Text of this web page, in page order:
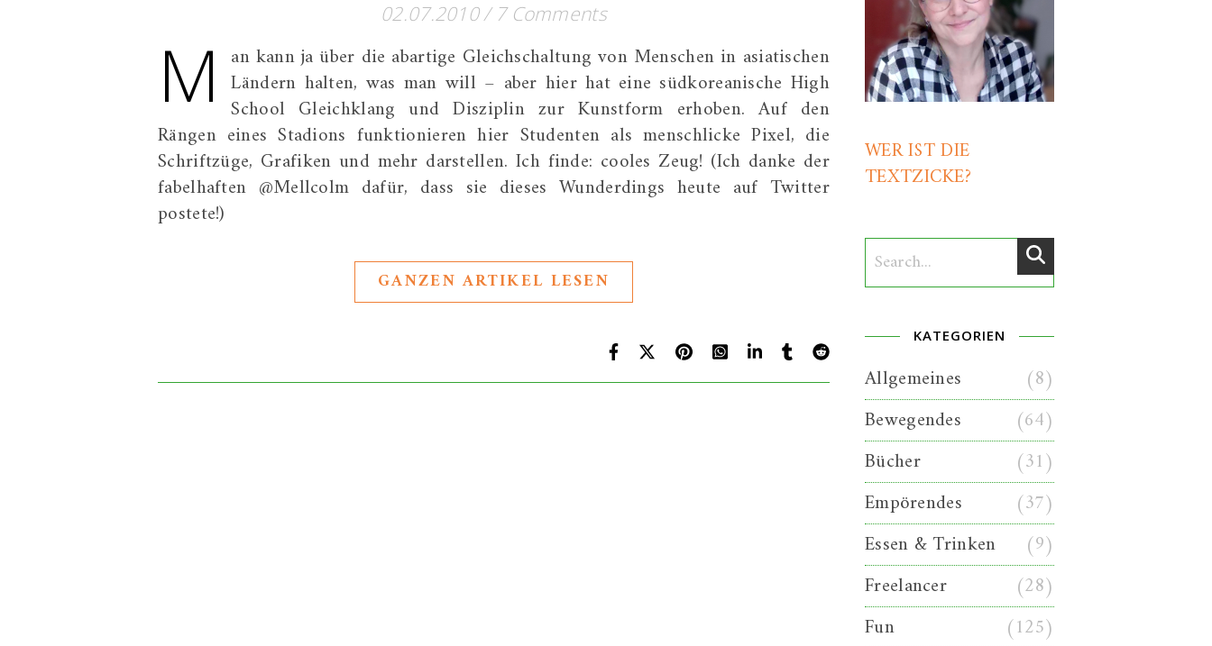
02.07.2010/ 7 Comments
M an kann ja über die abartige Gleichschaltung von Menschen in asiatischen
Ländern halten, was man will – aber hier hat eine südkoreanische High
School Gleichklang und Disziplin zur Kunstform erhoben. Auf den
Rängen eines Stadions funktionieren hier Studenten als menschlicke Pixel, die
Schriftzüge, Grafiken und mehr darstellen. Ich finde: cooles Zeug! (Ich danke der
fabelhaften @Mellcolm dafür, dass sie dieses Wunderdings heute auf Twitter
postete!)
GANZEN ARTIKEL LESEN
WER IST DIE
TEXTZICKE?
KATEGORIEN
Allgemeines
(8)
Bewegendes
(64)
Bücher
(31)
Empörendes
(37)
Essen & Trinken
(9)
Freelancer
(28)
Fun
(125)